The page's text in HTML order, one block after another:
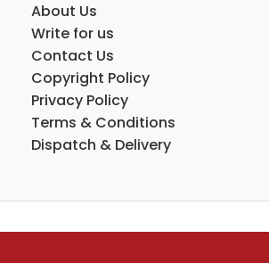
About Us
Write for us
Contact Us
Copyright Policy
Privacy Policy
Terms & Conditions
Dispatch & Delivery